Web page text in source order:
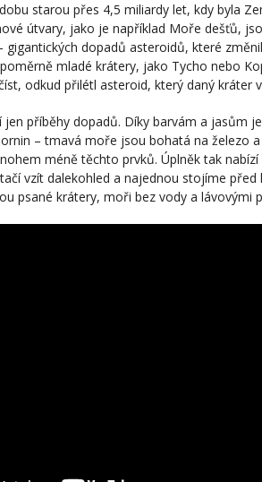
starou přes 4,5 miliardy let, kdy byla
útvary, jako je například Moře dešťů,
gigantických dopadů asteroidů, které
mladé krátery, jako Tycho nebo
odkud přilétl asteroid, který daný kráter
jen příběhy dopadů. Díky barvám a jasům
– tmavá moře jsou bohatá na železo
méně těchto prvků. Úplněk tak
vzít dalekohled a najednou stojíme před
psané krátery, moři bez vody a lávovými